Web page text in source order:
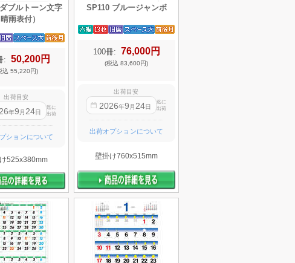
ブルトーン文字
晴雨表付）
: 50,200円
込 55,220円)
出荷目安
年9 月 24日
迄に
出荷
ションについて
525x380mm
SP110 ブルージャンボ
100冊: 76,000円
(税込 83,600円)
出荷目安
2026年9 月 24日
迄に
出荷
出荷オプションについて
壁掛け760x515mm